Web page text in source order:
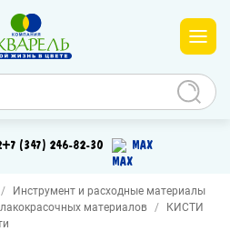
+7 (347) 246-82-30 MAX
Инструмент и расходные материалы
материалов
КИСТИ